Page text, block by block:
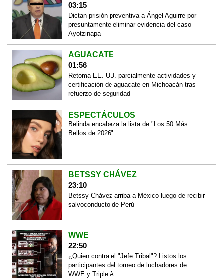
03:15
Dictan prisión preventiva a Ángel Aguirre por
presuntamente eliminar evidencia del caso
Ayotzinapa
AGUACATE
01:56
Retoma EE. UU. parcialmente actividades y
certificación de aguacate en Michoacán tras
refuerzo de seguridad
ESPECTÁCULOS
Belinda encabeza la lista de "Los 50 Más
Bellos de 2026"
BETSSY CHÁVEZ
23:10
Betssy Chávez arriba a México luego de recibir
salvoconducto de Perú
WWE
22:50
¿Quien contra el "Jefe Tribal"? Listos los
participantes del torneo de luchadores de
WWE y Triple A